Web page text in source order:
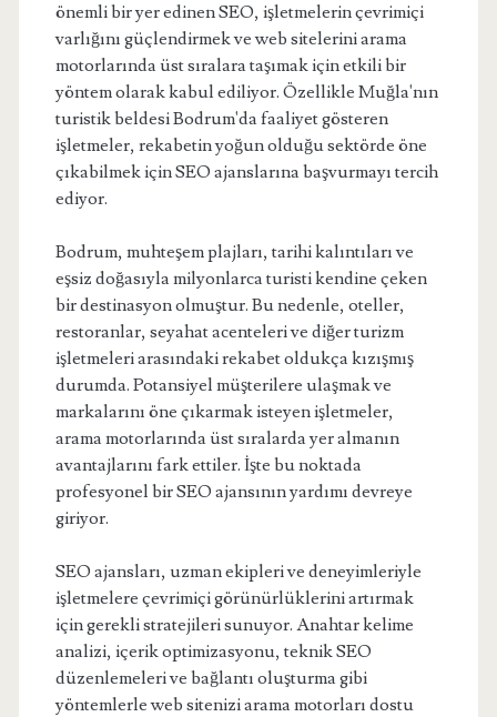
önemli bir yer edinen SEO, işletmelerin çevrimiçi
varlığını güçlendirmek ve web sitelerini arama
motorlarında üst sıralara taşımak için etkili bir
yöntem olarak kabul ediliyor. Özellikle Muğla'nın
turistik beldesi Bodrum'da faaliyet gösteren
işletmeler, rekabetin yoğun olduğu sektörde öne
çıkabilmek için SEO ajanslarına başvurmayı tercih
ediyor.
Bodrum, muhteşem plajları, tarihi kalıntıları ve
eşsiz doğasıyla milyonlarca turisti kendine çeken
bir destinasyon olmuştur. Bu nedenle, oteller,
restoranlar, seyahat acenteleri ve diğer turizm
işletmeleri arasındaki rekabet oldukça kızışmış
durumda. Potansiyel müşterilere ulaşmak ve
markalarını öne çıkarmak isteyen işletmeler,
arama motorlarında üst sıralarda yer almanın
avantajlarını fark ettiler. İşte bu noktada
profesyonel bir SEO ajansının yardımı devreye
giriyor.
SEO ajansları, uzman ekipleri ve deneyimleriyle
işletmelere çevrimiçi görünürlüklerini artırmak
için gerekli stratejileri sunuyor. Anahtar kelime
analizi, içerik optimizasyonu, teknik SEO
düzenlemeleri ve bağlantı oluşturma gibi
yöntemlerle web sitenizi arama motorları dostu